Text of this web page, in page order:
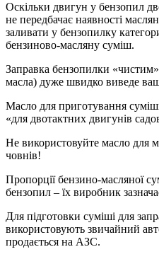
Оскільки двигун у бензопил
не передбачає наявності
заливати у бензопилку
бензиново-масляну суміш.
Заправка бензопилки
масла) дуже швидко виведе ваш
Масло для приготування
«для двотактних двигунів
Не використовуйте масло для
човнів!
Пропорції бензино-масляної
бензопил – їх виробник
Для підготовки суміші для
використовують звичайний
продається на АЗС.